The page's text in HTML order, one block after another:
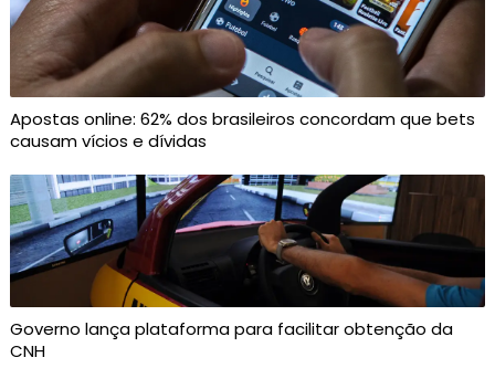
Apostas online: 62% dos brasileiros concordam que bets
causam vícios e dívidas
Governo lança plataforma para facilitar obtenção da
CNH